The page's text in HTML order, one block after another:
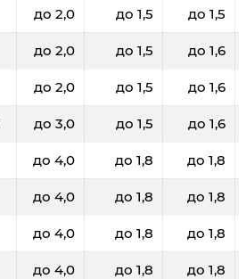
до 2,0 до 1,5 до 1,5
до 2,0 до 1,5 до 1,6
до 2,0 до 1,5 до 1,6
до 3,0 до 1,5 до 1,6
до 4,0 до 1,8 до 1,8
до 4,0 до 1,8 до 1,8
до 4,0 до 1,8 до 1,8
до 4,0 до 1,8 до 1,8